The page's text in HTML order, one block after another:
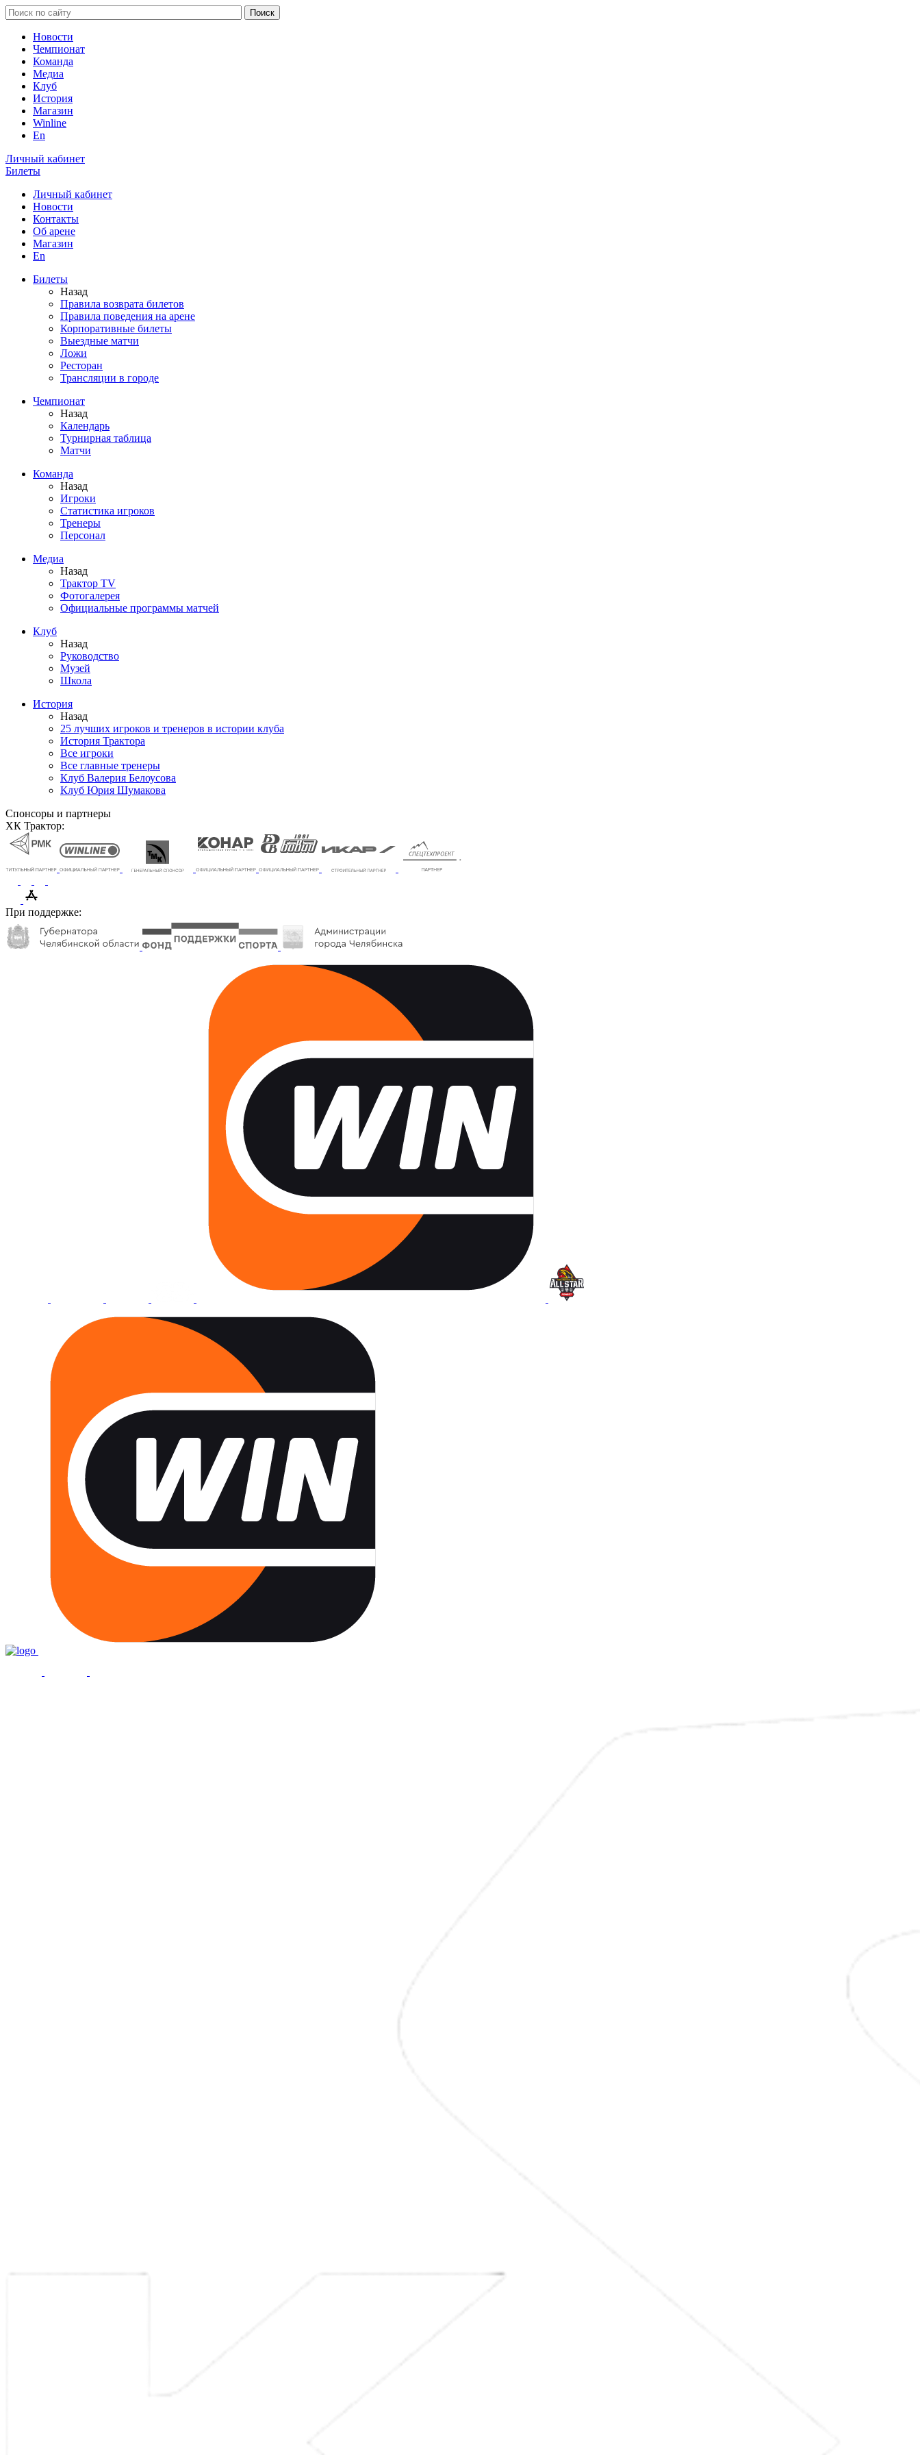
Новости
Чемпионат
Команда
Медиа
Клуб
История
Магазин
Winline
En
Личный кабинет
Билеты
Личный кабинет
Новости
Контакты
Об арене
Магазин
En
Билеты
Назад
Правила возврата билетов
Правила поведения на арене
Корпоративные билеты
Выездные матчи
Ложи
Ресторан
Трансляции в городе
Чемпионат
Назад
Календарь
Турнирная таблица
Матчи
Команда
Назад
Игроки
Статистика игроков
Тренеры
Персонал
Медиа
Назад
Трактор TV
Фотогалерея
Официальные программы матчей
Клуб
Назад
Руководство
Музей
Школа
История
Назад
25 лучших игроков и тренеров в истории клуба
История Трактора
Все игроки
Все главные тренеры
Клуб Валерия Белоусова
Клуб Юрия Шумакова
Спонсоры и партнеры
ХК Трактор:
При поддержке: